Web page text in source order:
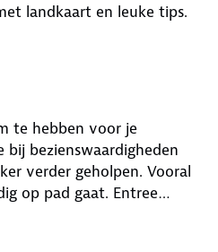
landkaart en leuke tips.
te hebben voor je
bezienswaardigheden
verder geholpen. Vooral
op pad gaat. Entree